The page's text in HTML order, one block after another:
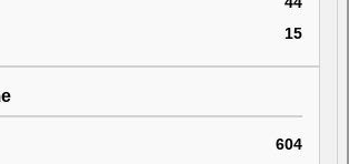
15
604